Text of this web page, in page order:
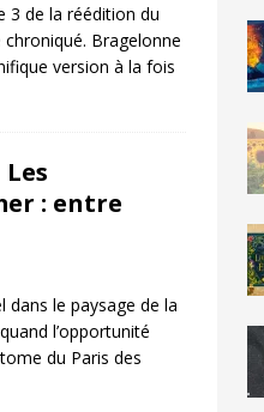
3 de la réédition du
chroniqué. Bragelonne
version à la fois
: entre
dans le paysage de la
l’opportunité
du Paris des